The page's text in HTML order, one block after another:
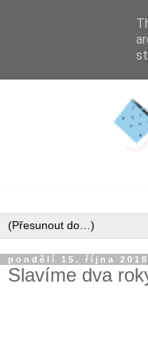
pondělí 15. října 2018
Slavíme dva